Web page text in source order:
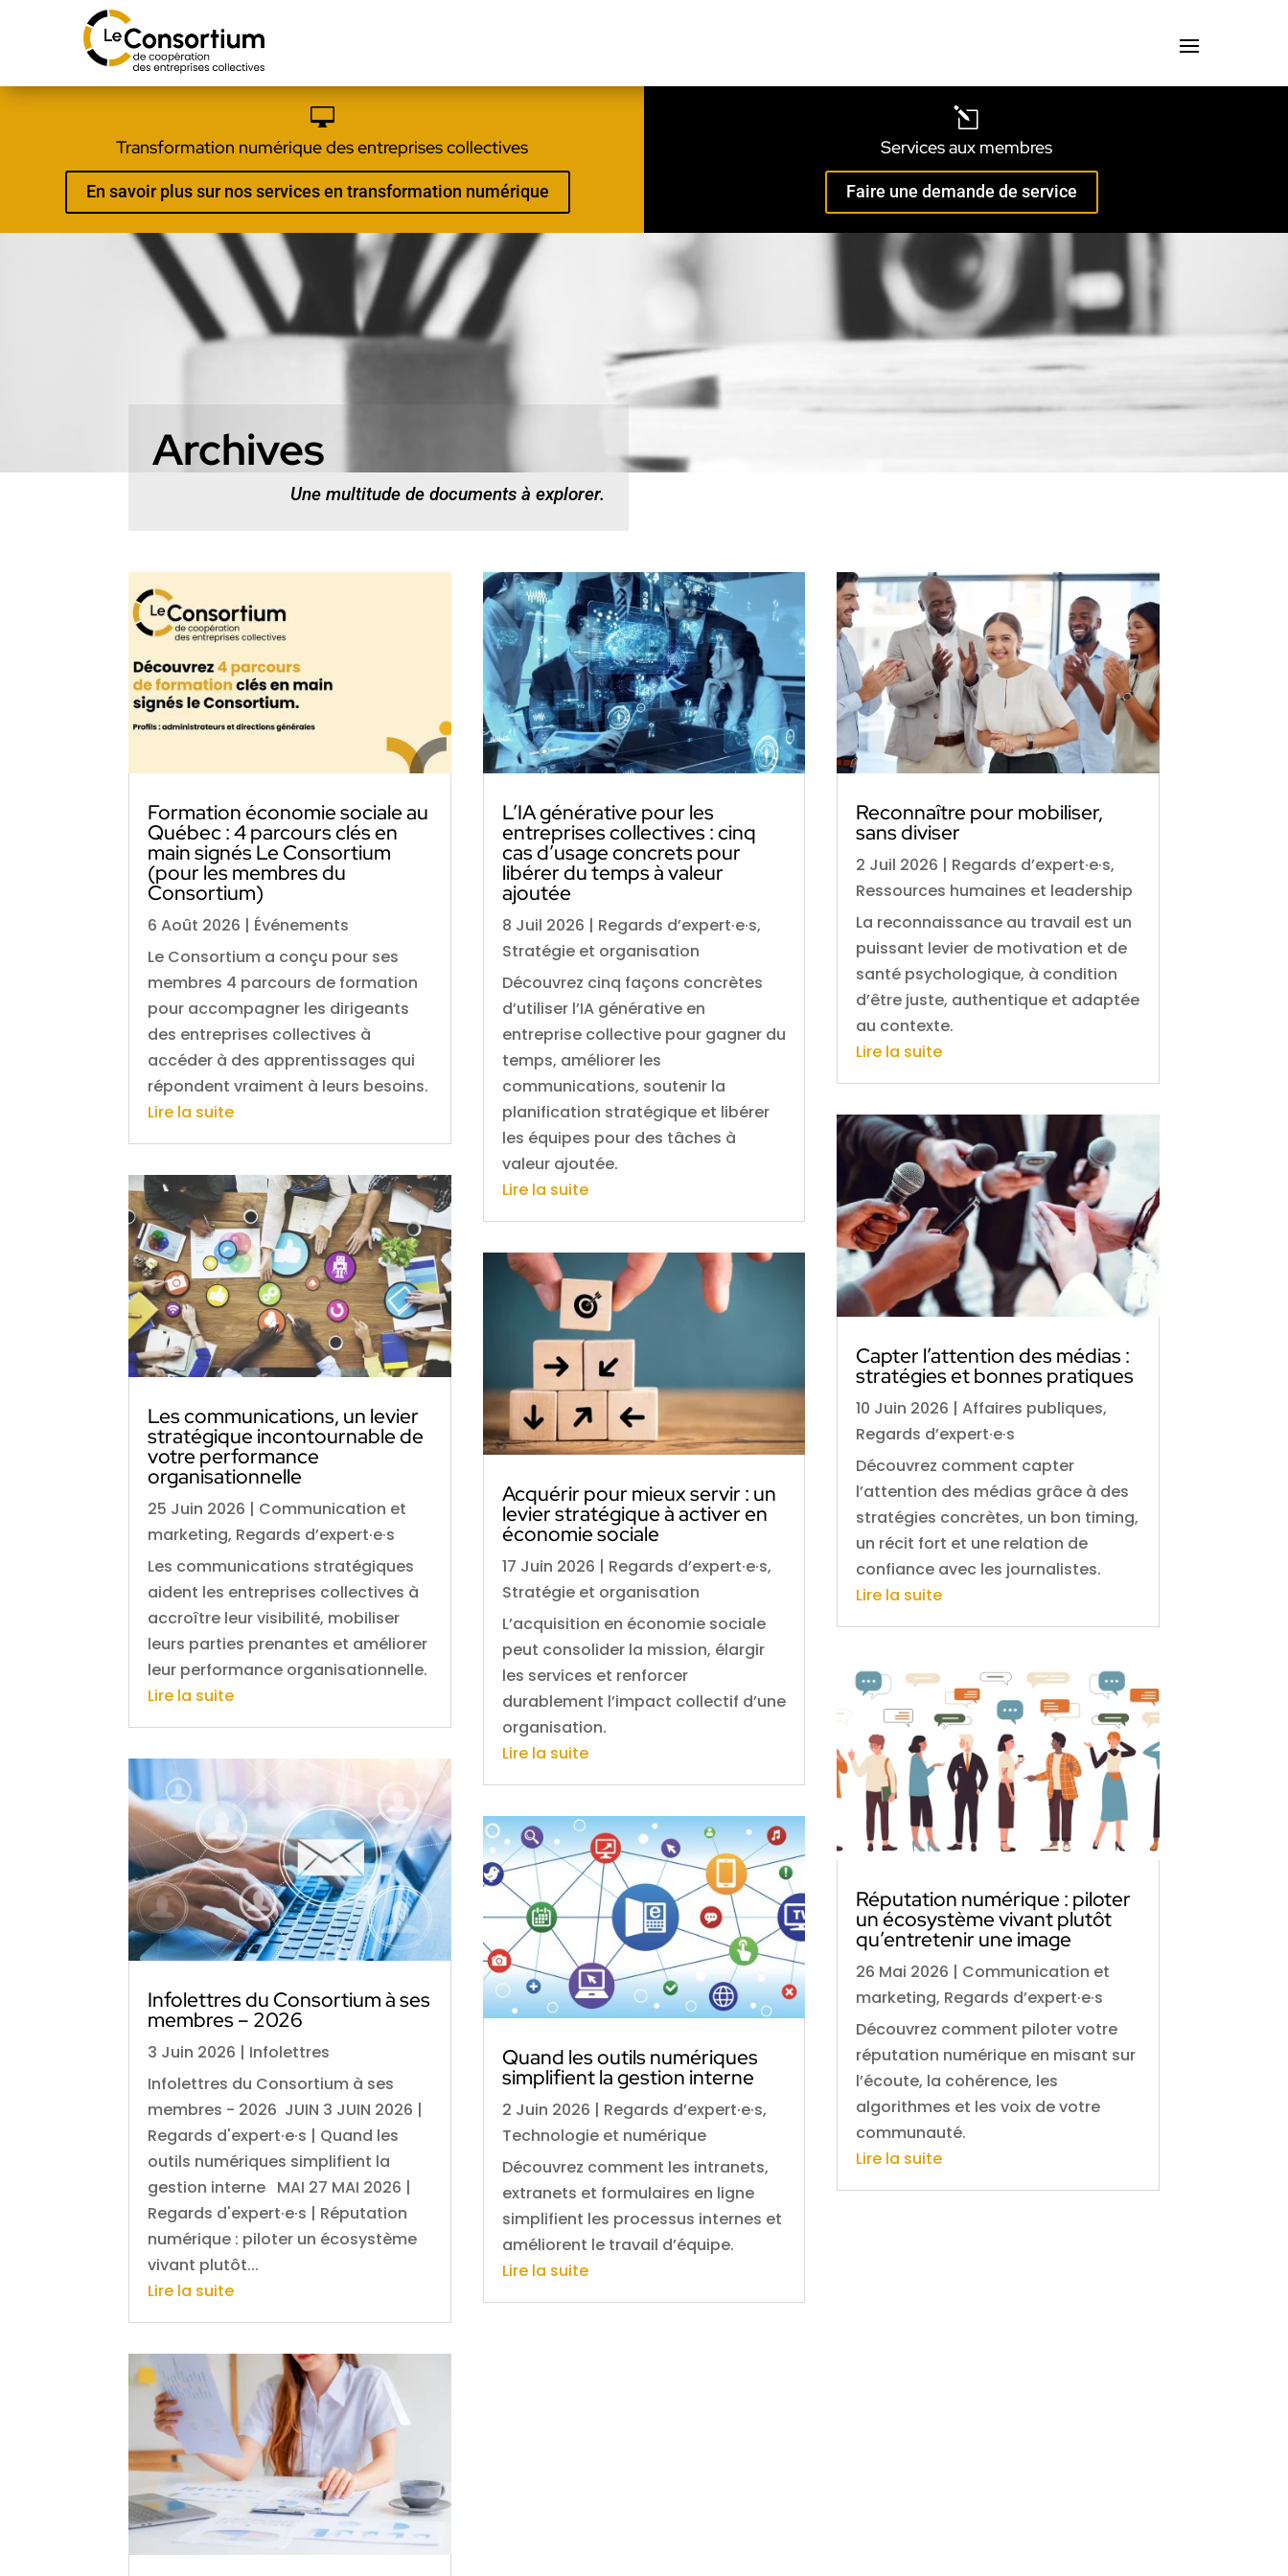

Transformation numérique des entreprises collectives
En savoir plus sur nos services en transformation numérique
l
Services aux membres
Faire une demande de service
Archives
Une multitude de documents à explorer.
Formation économie sociale au
Québec : 4 parcours clés en
main signés Le Consortium
(pour les membres du
Consortium)
6 Août 2026 | Événements
Le Consortium a conçu pour ses
membres 4 parcours de formation
pour accompagner les dirigeants
des entreprises collectives à
accéder à des apprentissages qui
répondent vraiment à leurs besoins.
Lire la suite
Les communications, un levier
stratégique incontournable de
votre performance
organisationnelle
25 Juin 2026 | Communication et
marketing, Regards d’expert·e·s
Les communications stratégiques
aident les entreprises collectives à
accroître leur visibilité, mobiliser
leurs parties prenantes et améliorer
leur performance organisationnelle.
Lire la suite
Infolettres du Consortium à ses
membres – 2026
3 Juin 2026 | Infolettres
Infolettres du Consortium à ses
membres - 2026 JUIN 3 JUIN 2026 |
Regards d'expert·e·s | Quand les
outils numériques simplifient la
gestion interne MAI 27 MAI 2026 |
Regards d'expert·e·s | Réputation
numérique : piloter un écosystème
vivant plutôt...
Lire la suite
L’IA générative pour les
entreprises collectives : cinq
cas d’usage concrets pour
libérer du temps à valeur
ajoutée
8 Juil 2026 | Regards d’expert·e·s,
Stratégie et organisation
Découvrez cinq façons concrètes
d’utiliser l’IA générative en
entreprise collective pour gagner du
temps, améliorer les
communications, soutenir la
planification stratégique et libérer
les équipes pour des tâches à
valeur ajoutée.
Lire la suite
Acquérir pour mieux servir : un
levier stratégique à activer en
économie sociale
17 Juin 2026 | Regards d’expert·e·s,
Stratégie et organisation
L’acquisition en économie sociale
peut consolider la mission, élargir
les services et renforcer
durablement l’impact collectif d’une
organisation.
Lire la suite
Quand les outils numériques
simplifient la gestion interne
2 Juin 2026 | Regards d’expert·e·s,
Technologie et numérique
Découvrez comment les intranets,
extranets et formulaires en ligne
simplifient les processus internes et
améliorent le travail d’équipe.
Lire la suite
Reconnaître pour mobiliser,
sans diviser
2 Juil 2026 | Regards d’expert·e·s,
Ressources humaines et leadership
La reconnaissance au travail est un
puissant levier de motivation et de
santé psychologique, à condition
d’être juste, authentique et adaptée
au contexte.
Lire la suite
Capter l’attention des médias :
stratégies et bonnes pratiques
10 Juin 2026 | Affaires publiques,
Regards d’expert·e·s
Découvrez comment capter
l’attention des médias grâce à des
stratégies concrètes, un bon timing,
un récit fort et une relation de
confiance avec les journalistes.
Lire la suite
Réputation numérique : piloter
un écosystème vivant plutôt
qu’entretenir une image
26 Mai 2026 | Communication et
marketing, Regards d’expert·e·s
Découvrez comment piloter votre
réputation numérique en misant sur
l’écoute, la cohérence, les
algorithmes et les voix de votre
communauté.
Lire la suite